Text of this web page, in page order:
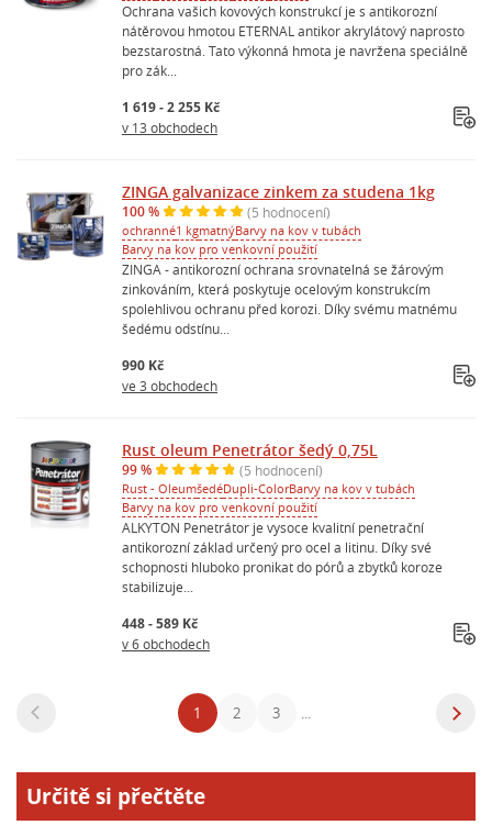
Ochrana vašich kovových konstrukcí je s antikorozní
nátěrovou hmotou ETERNAL antikor akrylátový naprosto
bezstarostná. Tato výkonná hmota je navržena speciálně
pro zák...
1 619 - 2 255 Kč
v 13 obchodech
ZINGA galvanizace zinkem za studena 1kg
100 % (5 hodnocení)
ochranné1 kgmatnýBarvy na kov v tubách
Barvy na kov pro venkovní použití
ZINGA - antikorozní ochrana srovnatelná se žárovým
zinkováním, která poskytuje ocelovým konstrukcím
spolehlivou ochranu před korozi. Díky svému matnému
šedému odstínu...
990 Kč
ve 3 obchodech
Rust oleum Penetrátor šedý 0,75L
99 % (5 hodnocení)
Rust - OleumšedéDupli-ColorBarvy na kov v tubách
Barvy na kov pro venkovní použití
ALKYTON Penetrátor je vysoce kvalitní penetrační
antikorozní základ určený pro ocel a litinu. Díky své
schopnosti hluboko pronikat do pórů a zbytků koroze
stabilizuje...
448 - 589 Kč
v 6 obchodech
1 2 3
Určitě si přečtěte